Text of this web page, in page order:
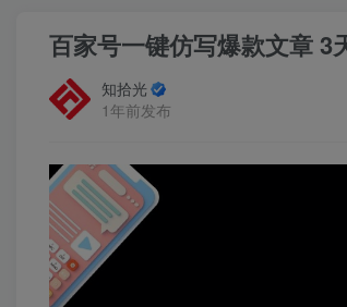
百家号一键仿写爆款文章 3
知拾光
1年前发布